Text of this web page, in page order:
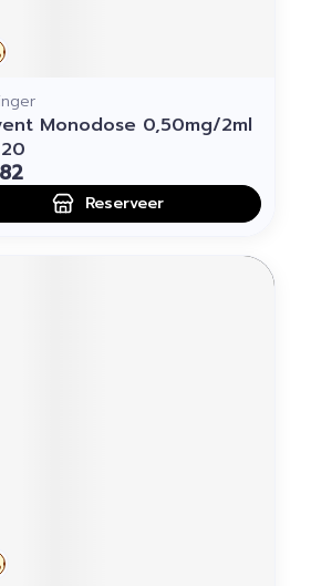
Op voorschrift
Monodose 0,50mg/2ml
Reserveer
Op voorschrift